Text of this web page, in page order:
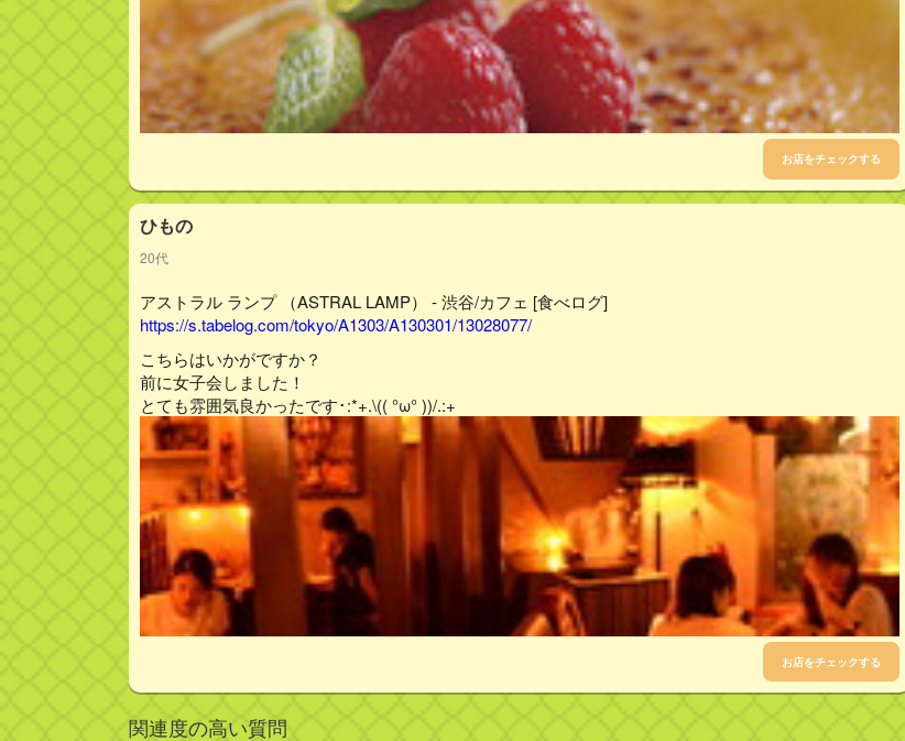
お店をチェックする
ひもの
20代
アストラル ランプ （ASTRAL LAMP） - 渋谷/カフェ [食べログ]
https://s.tabelog.com/tokyo/A1303/A130301/13028077/
こちらはいかがですか？
前に女子会しました！
とても雰囲気良かったです･:*+.\(( °ω° ))/.:+
お店をチェックする
関連度の高い質問